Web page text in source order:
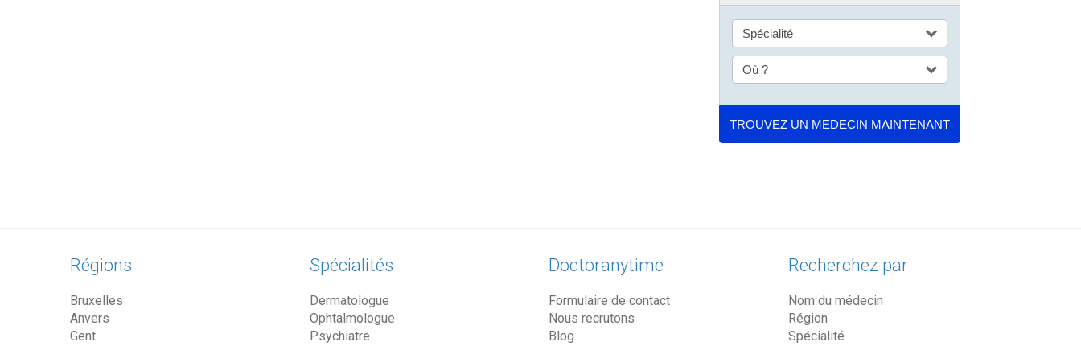
Régions
Bruxelles
Anvers
Gent
Spécialités
Dermatologue
Ophtalmologue
Psychiatre
Doctoranytime
Formulaire de contact
Nous recrutons
Blog
Recherchez par
Nom du médecin
Région
Spécialité